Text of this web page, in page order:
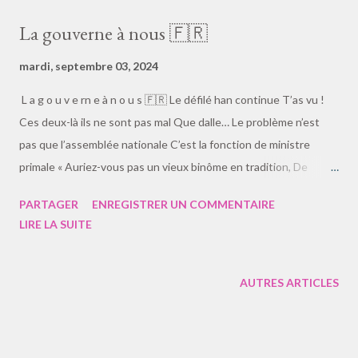
La gouverne à nous 🇫🇷
mardi, septembre 03, 2024
L a g o u v e rn e à n o u s 🇫🇷 Le défilé han continue T’as vu !
Ces deux-là ils ne sont pas mal Que dalle… Le problème n’est
pas que l’assemblée nationale C’est la fonction de ministre
primale « Auriez-vous pas un vieux binôme en tradition, De
des trois pouvoirs et des motifs de non-censurer l’espoir
machines à sous, voyez de vos écoles l’éclat saoul Dans le
PARTAGER
ENREGISTRER UN COMMENTAIRE
LIRE LA SUITE
AUTRES ARTICLES